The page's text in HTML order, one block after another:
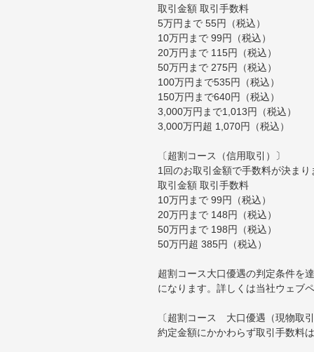
取引金額 取引手数料
5万円まで 55円（税込）
10万円まで 99円（税込）
20万円まで 115円（税込）
50万円まで 275円（税込）
100万円まで535円（税込）
150万円まで640円（税込）
3,000万円まで1,013円（税込）
3,000万円超 1,070円（税込）
〔超割コース（信用取引）〕
1回のお取引金額で手数料が決まり
取引金額 取引手数料
10万円まで 99円（税込）
20万円まで 148円（税込）
50万円まで 198円（税込）
50万円超 385円（税込）
超割コース大口優遇の判定条件を
になります。詳しくは当社ウェブ
〔超割コース 大口優遇（現物取
約定金額にかかわらず取引手数料